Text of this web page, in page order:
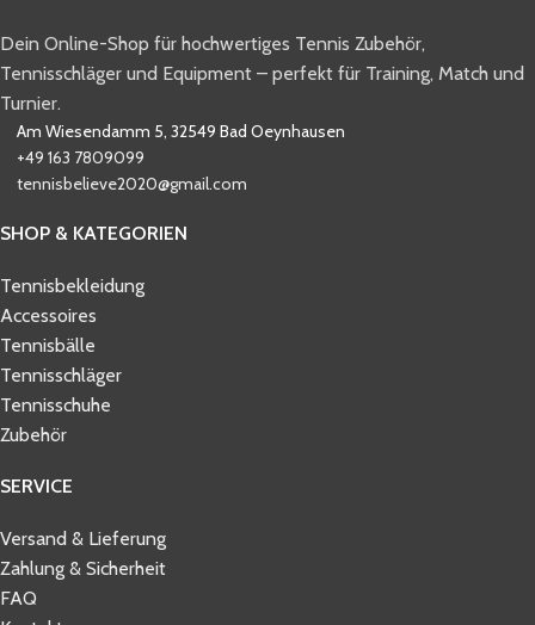
Dein Online-Shop für hochwertiges Tennis Zubehör,
Tennisschläger und Equipment – perfekt für Training, Match und
Turnier.
Am Wiesendamm 5, 32549 Bad Oeynhausen
+49 163 7809099
tennisbelieve2020@gmail.com
SHOP & KATEGORIEN
Tennisbekleidung
Accessoires
Tennisbälle
Tennisschläger
Tennisschuhe
Zubehör
SERVICE
Versand & Lieferung
Zahlung & Sicherheit
FAQ